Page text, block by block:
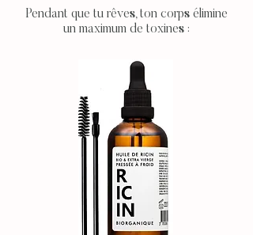
Pendant que tu rêves, ton corps élimine
un maximum de toxines :